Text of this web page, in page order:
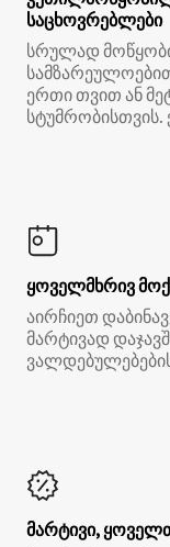
საცხოვრებლები
სრულად
ერთი თვით ან
სტუმრობისთვის.
ყოველმხრივ
აირჩიეთ
მარტივად
მარტივი,